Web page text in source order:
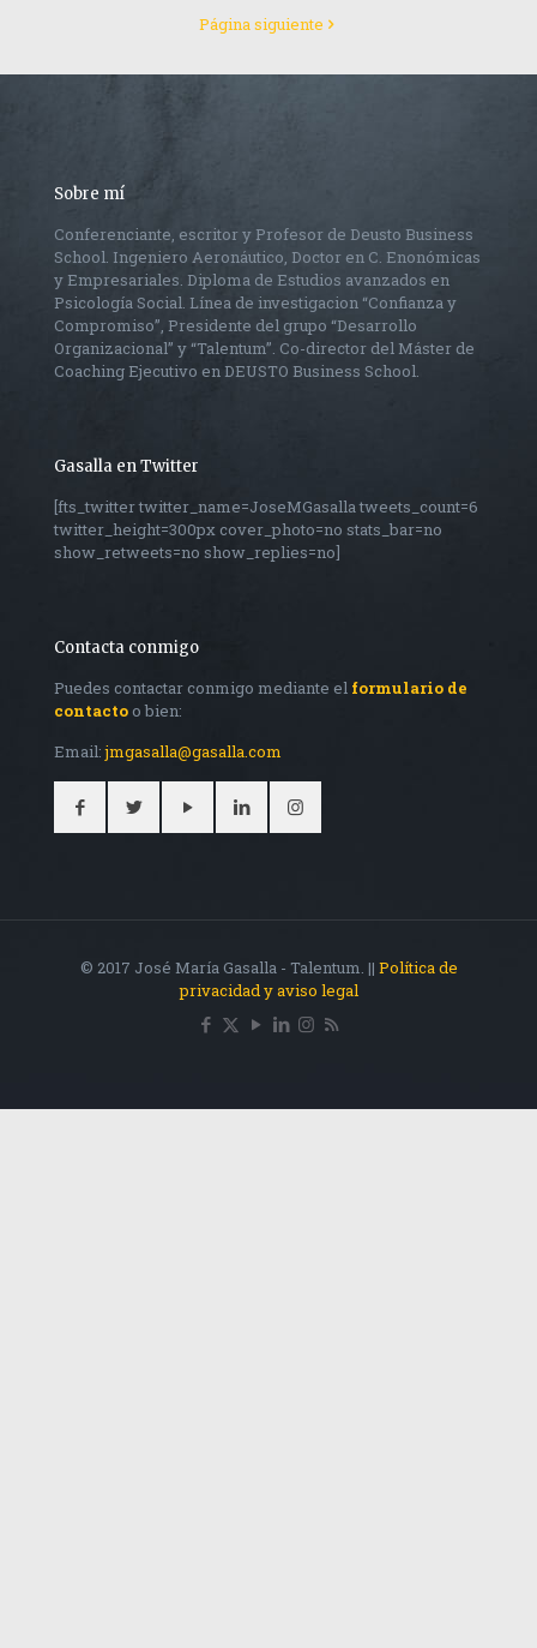
Página siguiente
Sobre mí
Conferenciante, escritor y Profesor de Deusto Business
School. Ingeniero Aeronáutico, Doctor en C. Enonómicas
y Empresariales. Diploma de Estudios avanzados en
Psicología Social. Línea de investigacion “Confianza y
Compromiso”, Presidente del grupo “Desarrollo
Organizacional” y “Talentum”. Co-director del Máster de
Coaching Ejecutivo en DEUSTO Business School.
Gasalla en Twitter
[fts_twitter twitter_name=JoseMGasalla tweets_count=6
twitter_height=300px cover_photo=no stats_bar=no
show_retweets=no show_replies=no]
Contacta conmigo
Puedes contactar conmigo mediante el formulario de
contacto o bien:
Email:jmgasalla@gasalla.com
© 2017 José María Gasalla - Talentum. || Política de
privacidad y aviso legal